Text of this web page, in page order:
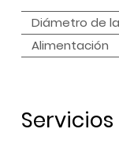
Diámetro de
Alimentación